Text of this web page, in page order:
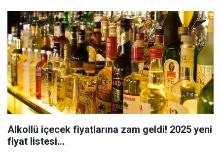
Alkollü içecek fiyatlarına zam geldi! 2025 yeni
fiyat listesi...